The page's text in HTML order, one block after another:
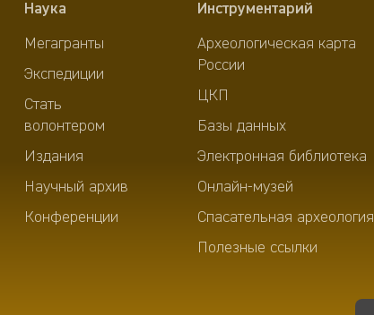
Наука
Мегагранты
Экспедиции
Стать
волонтером
Издания
Научный архив
Конференции
Инструментарий
Археологическая карта
России
ЦКП
Базы данных
Электронная библиотека
Онлайн-музей
Спасательная археология
Полезные ссылки